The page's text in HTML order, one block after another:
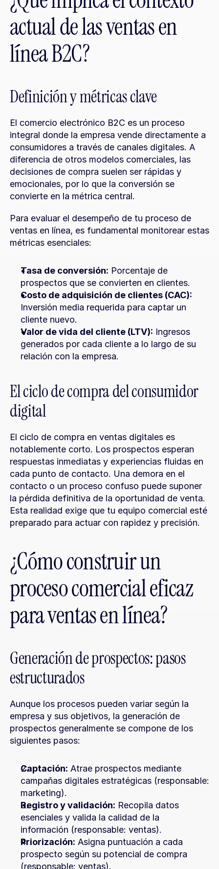
actual de las ventas en
línea B2C?
Definición y métricas clave
El comercio electrónico B2C es un proceso
integral donde la empresa vende directamente a
consumidores a través de canales digitales. A
diferencia de otros modelos comerciales, las
decisiones de compra suelen ser rápidas y
emocionales, por lo que la conversión se
convierte en la métrica central.
Para evaluar el desempeño de tu proceso de
ventas en línea, es fundamental monitorear estas
métricas esenciales:
Tasa de conversión: Porcentaje de
prospectos que se convierten en clientes.
Costo de adquisición de clientes (CAC):
Inversión media requerida para captar un
cliente nuevo.
Valor de vida del cliente (LTV): Ingresos
generados por cada cliente a lo largo de su
relación con la empresa.
El ciclo de compra del consumidor
digital
El ciclo de compra en ventas digitales es
notablemente corto. Los prospectos esperan
respuestas inmediatas y experiencias fluidas en
cada punto de contacto. Una demora en el
contacto o un proceso confuso puede suponer
la pérdida definitiva de la oportunidad de venta.
Esta realidad exige que tu equipo comercial esté
preparado para actuar con rapidez y precisión.
¿Cómo construir un
proceso comercial eficaz
para ventas en línea?
Generación de prospectos: pasos
estructurados
Aunque los procesos pueden variar según la
empresa y sus objetivos, la generación de
prospectos generalmente se compone de los
siguientes pasos:
Captación: Atrae prospectos mediante
campañas digitales estratégicas (responsable:
marketing).
Registro y validación: Recopila datos
esenciales y valida la calidad de la
información (responsable: ventas).
Priorización: Asigna puntuación a cada
prospecto según su potencial de compra
(responsable: ventas).